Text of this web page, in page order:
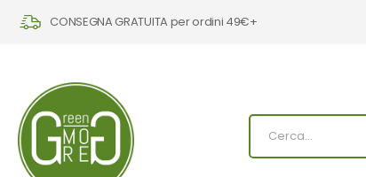
CONSEGNA GRATUITA per ordini 49€+